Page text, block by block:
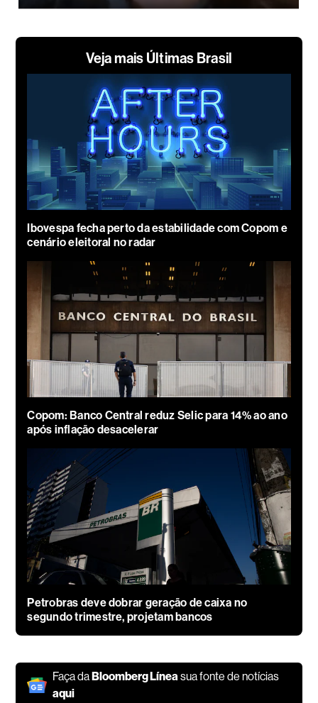
Veja mais Últimas Brasil
Ibovespa fecha perto da estabilidade com Copom e
cenário eleitoral no radar
Copom: Banco Central reduz Selic para 14% ao ano
após inflação desacelerar
Petrobras deve dobrar geração de caixa no
segundo trimestre, projetam bancos
Faça daBloomberg Líneasua fonte de notícias
aqui